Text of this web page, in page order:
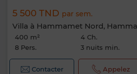
5 500 TND par sem.
Villa à Hammamet Nord,
400 m² 4 Ch.
8 Pers.
3 nuits min.
Contacter Appelez